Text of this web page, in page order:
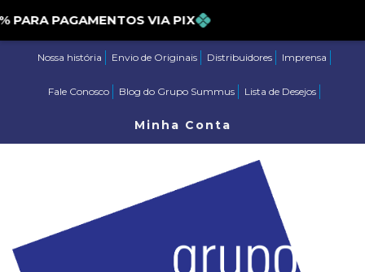
PAGAMENTOS VIA PIX
Nossa história Envio de Originais Distribuidores Imprensa
Fale Conosco Blog do Grupo Summus Lista de Desejos
Minha Conta